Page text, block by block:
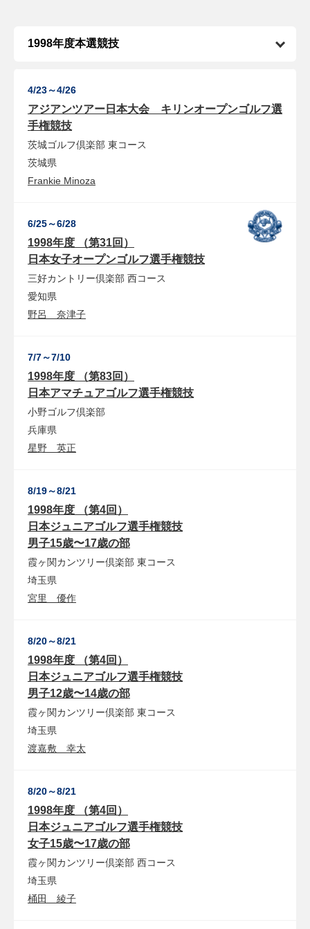
4/23～4/26
アジアンツアー日本大会 キリンオープンゴルフ選
手権競技
茨城ゴルフ倶楽部 東コース
茨城県
Frankie Minoza
6/25～6/28
1998年度 （第31回）
日本女子オープンゴルフ選手権競技
三好カントリー倶楽部 西コース
愛知県
野呂 奈津子
7/7～7/10
1998年度 （第83回）
日本アマチュアゴルフ選手権競技
小野ゴルフ倶楽部
兵庫県
星野 英正
8/19～8/21
1998年度 （第4回）
日本ジュニアゴルフ選手権競技
男子15歳〜17歳の部
霞ヶ関カンツリー倶楽部 東コース
埼玉県
宮里 優作
8/20～8/21
1998年度 （第4回）
日本ジュニアゴルフ選手権競技
男子12歳〜14歳の部
霞ヶ関カンツリー倶楽部 東コース
埼玉県
渡嘉敷 幸太
8/20～8/21
1998年度 （第4回）
日本ジュニアゴルフ選手権競技
女子15歳〜17歳の部
霞ヶ関カンツリー倶楽部 西コース
埼玉県
桶田 綾子